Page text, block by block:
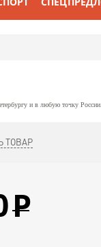
и в любую точку России.
К СРАВНЕНИЮ
ТОВАР
Р